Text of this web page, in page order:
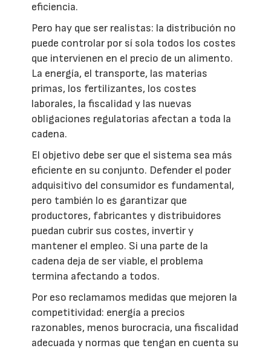
eficiencia.
Pero hay que ser realistas: la distribución no
puede controlar por sí sola todos los costes
que intervienen en el precio de un alimento.
La energía, el transporte, las materias
primas, los fertilizantes, los costes
laborales, la fiscalidad y las nuevas
obligaciones regulatorias afectan a toda la
cadena.
El objetivo debe ser que el sistema sea más
eficiente en su conjunto. Defender el poder
adquisitivo del consumidor es fundamental,
pero también lo es garantizar que
productores, fabricantes y distribuidores
puedan cubrir sus costes, invertir y
mantener el empleo. Si una parte de la
cadena deja de ser viable, el problema
termina afectando a todos.
Por eso reclamamos medidas que mejoren la
competitividad: energía a precios
razonables, menos burocracia, una fiscalidad
adecuada y normas que tengan en cuenta su